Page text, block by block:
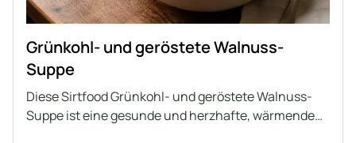
Grünkohl- und geröstete Walnuss-
Suppe
Diese Sirtfood Grünkohl- und geröstete Walnuss-
Suppe ist eine gesunde und herzhafte, wärmende